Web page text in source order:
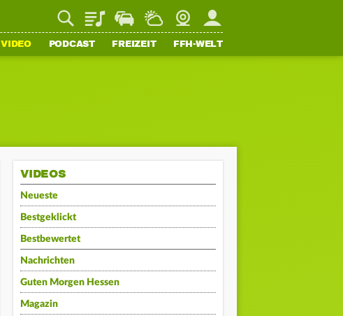
PlaylistStaupilotWetterWebcamMein FFH
VIDEO PODCAST FREIZEIT FFH-WELT
VIDEOS
Neueste
Bestgeklickt
Bestbewertet
Nachrichten
Guten Morgen Hessen
Magazin